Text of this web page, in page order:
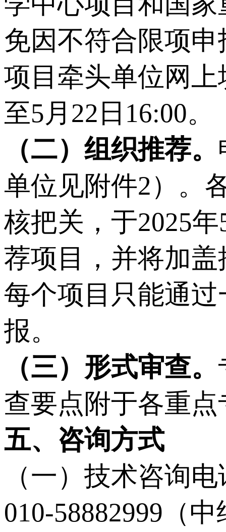
免因不符合限项
项目牵头单位网上
至5月22日16:00。
（二） 组织推荐。
单位见附件2）。
核把关，于2025
荐项目，并将加
每个项目只能通
报。
（三） 形式审查。
查要点附于各重
五、咨询方式
（一）技术咨询
010-58882999（